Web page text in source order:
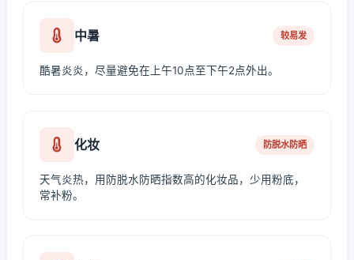
中暑 较易发
酷暑炎炎，尽量避免在上午10点至下午2点外出。
化妆 防脱水防晒
天气炎热，用防脱水防晒指数高的化妆品，少用粉底，
常补粉。